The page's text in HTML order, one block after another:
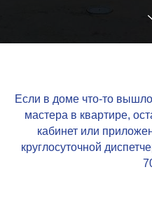
Если в доме что-то
мастера в квартире,
кабинет или
круглосуточной